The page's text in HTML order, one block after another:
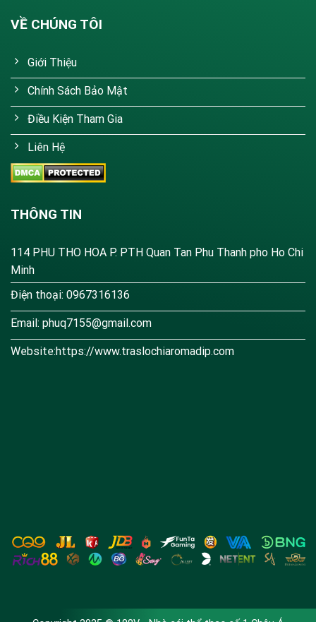
VỀ CHÚNG TÔI
Giới Thiệu
Chính Sách Bảo Mật
Điều Kiện Tham Gia
Liên Hệ
THÔNG TIN
114 PHU THO HOA P. PTH Quan Tan Phu Thanh pho Ho Chi
Minh
Điện thoại: 0967316136
Email: phuq7155@gmail.com
Website:https://www.traslochiaromadip.com